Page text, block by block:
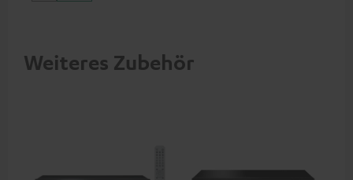
Weiteres Zubehör